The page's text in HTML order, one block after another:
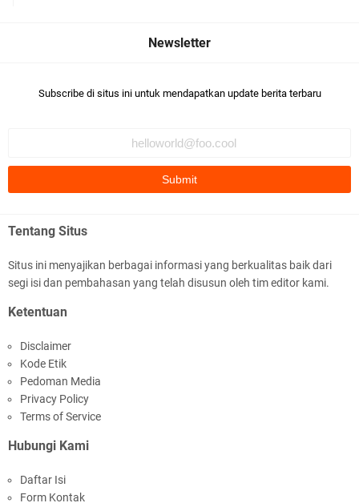
Jelang HUT RI ke_81 _Kunker Kapolri Polda NTB
Gelar Apel Siaga Kamtibmas Serentak
Ke-81 RI dan Kunjungan Kapolri
Subscribe di situs ini untuk mendapatkan update berita terbaru
Tentang Situs
Situs ini menyajikan berbagai informasi yang berkualitas baik dari
segi isi dan pembahasan yang telah disusun oleh tim editor kami.
Ketentuan
Disclaimer
Kode Etik
Pedoman Media
Privacy Policy
Terms of Service
Hubungi Kami
Daftar Isi
Form Kontak